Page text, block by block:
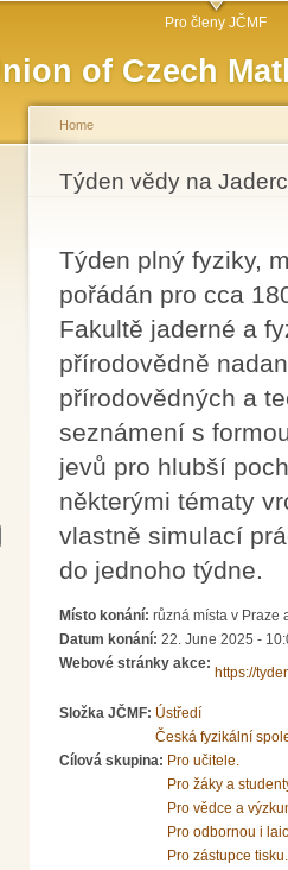
of Czech
Pro členy JČMF
You are here
Home
Týden vědy na
Týden plný fyziky,
pořádán pro cca
Fakultě jaderné a
přírodovědně
přírodovědných a
seznámení s
jevů pro hlubší
některými tématy
vlastně simulací
do jednoho týdne.
Místo konání: různá místa v Praze
Datum konání: 22. June 2025 -
Webové stránky akce:
https://
Složka JČMF: Ústředí
Česká fyzikální
Cílová skupina: Pro učitele.
Pro žáky a
Pro vědce a
Pro odbornou i
Pro zástupce tisku.